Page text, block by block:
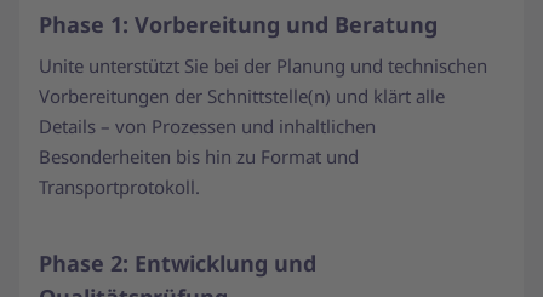
Phase 1: Vorbereitung und Beratung
Unite unterstützt Sie bei der Planung und technischen
Vorbereitungen der Schnittstelle(n) und klärt alle
Details – von Prozessen und inhaltlichen
Besonderheiten bis hin zu Format und
Transportprotokoll.
Phase 2: Entwicklung und